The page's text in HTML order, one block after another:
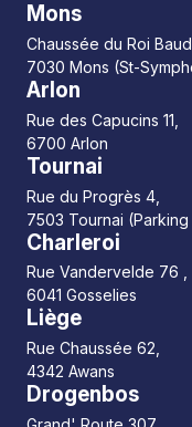
Mons
Chaussée du Roi
7030 Mons (St-
Arlon
Rue des Capucins 11,
6700 Arlon
Tournai
Rue du Progrès 4,
7503 Tournai
Charleroi
Rue Vandervelde 76 ,
6041 Gosselies
Liège
Rue Chaussée 62,
4342 Awans
Drogenbos